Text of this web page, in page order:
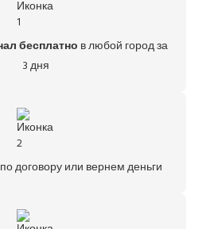
бесплатно в любой город за
3 дня
договору или вернем деньги